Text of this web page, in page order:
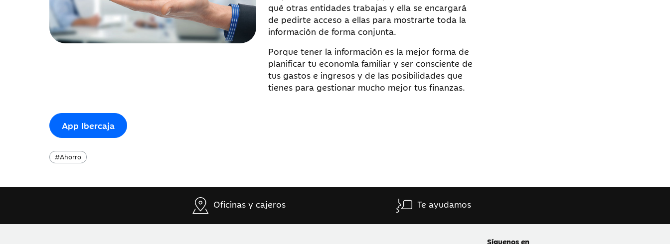
qué otras entidades trabajas y ella se encargará
de pedirte acceso a ellas para mostrarte toda la
información de forma conjunta.
Porque tener la información es la mejor forma de
planificar tu economía familiar y ser consciente de
tus gastos e ingresos y de las posibilidades que
tienes para gestionar mucho mejor tus finanzas.
App Ibercaja
Ahorro
#
Oficinas y cajeros Te ayudamos
Síguenos en